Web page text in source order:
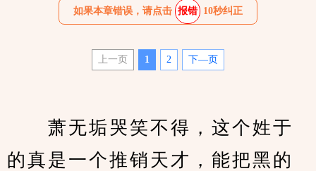
如果本章错误，请点击 报错 10秒纠正
上一页 1 2 下—页
萧无垢哭笑不得，这个姓于
的真是一个推销天才，能把黑的